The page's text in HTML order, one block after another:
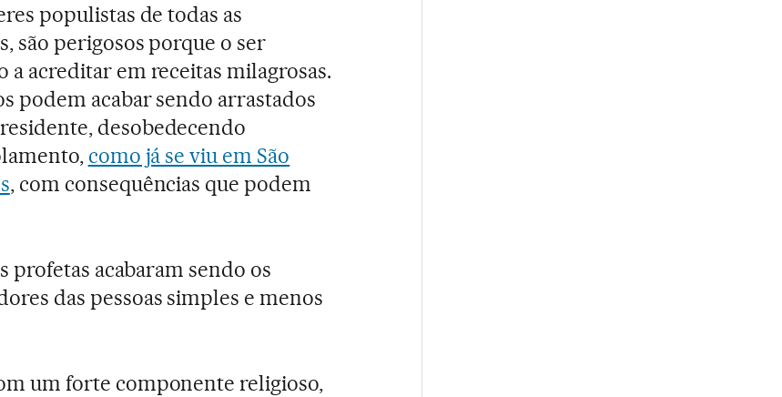
populistas de todas as
são perigosos porque o ser
a acreditar em receitas milagrosas.
podem acabar sendo arrastados
desobedecendo
como já se viu em São
, com consequências que podem
profetas acabaram sendo os
das pessoas simples e menos
um forte componente religioso,